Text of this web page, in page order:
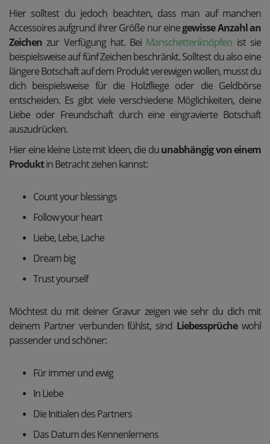
Hier solltest du jedoch beachten, dass man auf manchen
Accessoires aufgrund ihrer Größe nur einegewisse Anzahl an
Zeichen zur Verfügung hat. Bei Manschettenknöpfen ist sie
beispielsweise auf fünf Zeichen beschränkt. Solltest du also eine
längere Botschaft auf dem Produkt verewigen wollen, musst du
dich beispielsweise für die Holzfliege oder die Geldbörse
entscheiden. Es gibt viele verschiedene Möglichkeiten, deine
Liebe oder Freundschaft durch eine eingravierte Botschaft
auszudrücken.
Hier eine kleine Liste mit Ideen, die duunabhängig von einem
Produktin Betracht ziehen kannst:
Count your blessings
Follow your heart
Liebe, Lebe, Lache
Dream big
Trust yourself
Möchtest du mit deiner Gravur zeigen wie sehr du dich mit
deinem Partner verbunden fühlst, sind Liebessprüchewohl
passender und schöner:
Für immer und ewig
In Liebe
Die Initialen des Partners
Das Datum des Kennenlernens